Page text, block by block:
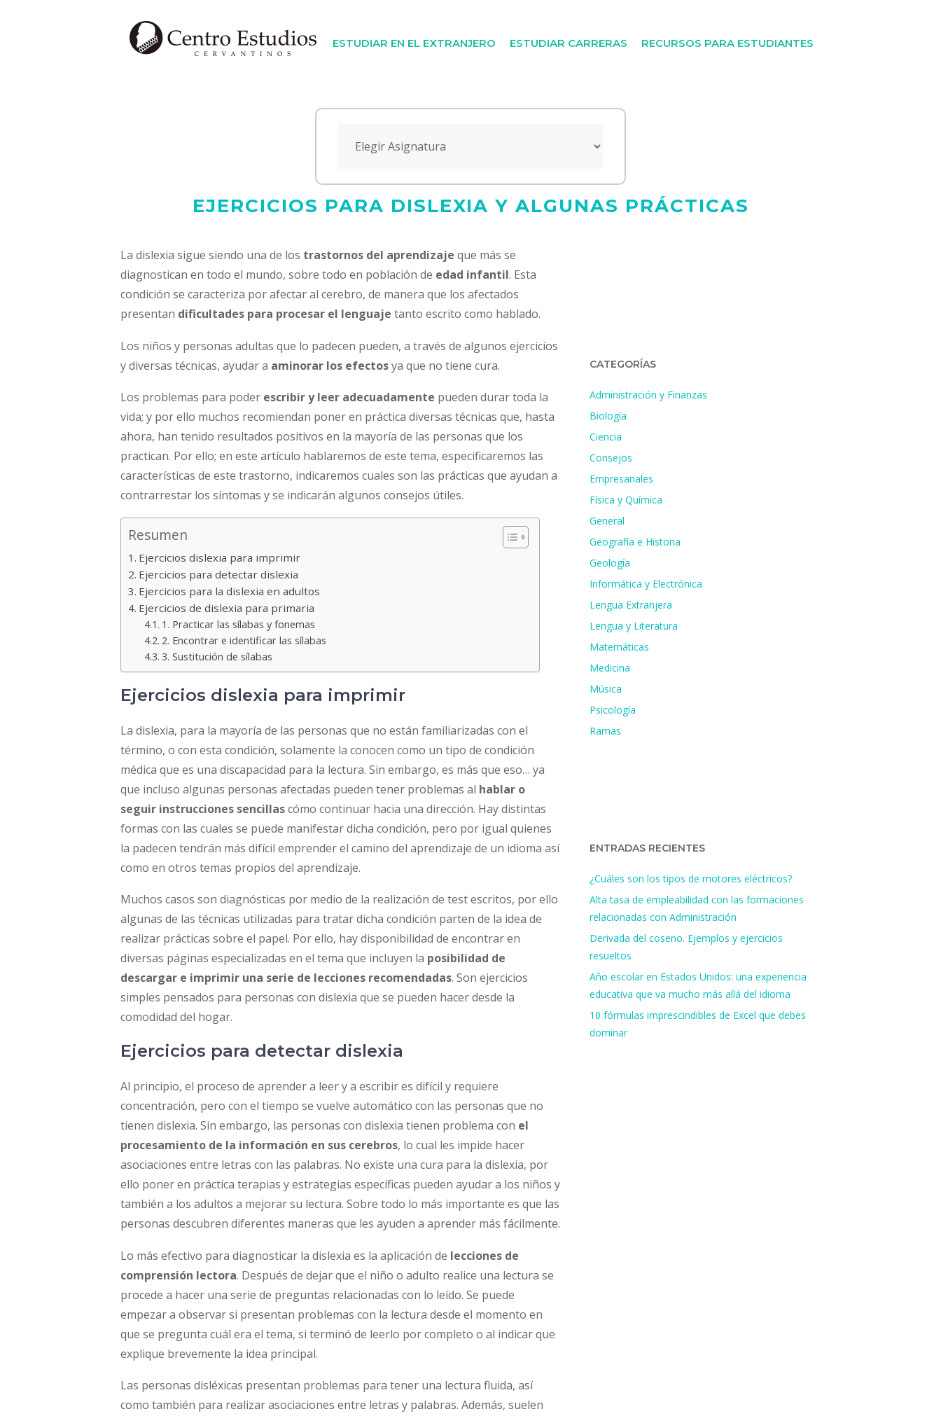
ESTUDIAR EN EL EXTRANJERO ESTUDIAR CARRERAS RECURSOS PARA ESTUDIANTES
EJERCICIOS PARA DISLEXIA Y ALGUNAS PRÁCTICAS
La dislexia sigue siendo una de los trastornos del aprendizaje que más se
diagnostican en todo el mundo, sobre todo en población de edad infantil. Esta
condición se caracteriza por afectar al cerebro, de manera que los afectados
presentan dificultades para procesar el lenguaje tanto escrito como hablado.
Los niños y personas adultas que lo padecen pueden, a través de algunos ejercicios
y diversas técnicas, ayudar a aminorar los efectosya que no tiene cura.
Los problemas para poder escribir y leer adecuadamente pueden durar toda la
vida; y por ello muchos recomiendan poner en práctica diversas técnicas que, hasta
ahora, han tenido resultados positivos en la mayoría de las personas que los
practican. Por ello; en este artículo hablaremos de este tema, especificaremos las
características de este trastorno, indicaremos cuales son las prácticas que ayudan a
contrarrestar los síntomas y se indicarán algunos consejos útiles.
Resumen
Ejercicios dislexia para imprimir
Ejercicios para detectar dislexia
Ejercicios para la dislexia en adultos
Ejercicios de dislexia para primaria
1. Practicar las sílabas y fonemas
2. Encontrar e identificar las sílabas
3. Sustitución de sílabas
Ejercicios dislexia para imprimir
La dislexia, para la mayoría de las personas que no están familiarizadas con el
término, o con esta condición, solamente la conocen como un tipo de condición
médica que es una discapacidad para la lectura. Sin embargo, es más que eso… ya
que incluso algunas personas afectadas pueden tener problemas al hablar o
seguir instrucciones sencillascómo continuar hacia una dirección. Hay distintas
formas con las cuales se puede manifestar dicha condición, pero por igual quienes
la padecen tendrán más difícil emprender el camino del aprendizaje de un idioma así
como en otros temas propios del aprendizaje.
Muchos casos son diagnósticas por medio de la realización de test escritos, por ello
algunas de las técnicas utilizadas para tratar dicha condición parten de la idea de
realizar prácticas sobre el papel. Por ello, hay disponibilidad de encontrar en
diversas páginas especializadas en el tema que incluyen la posibilidad de
descargar e imprimir una serie de lecciones recomendadas. Son ejercicios
simples pensados para personas con dislexia que se pueden hacer desde la
comodidad del hogar.
Ejercicios para detectar dislexia
Al principio, el proceso de aprender a leer y a escribir es difícil y requiere
concentración, pero con el tiempo se vuelve automático con las personas que no
tienen dislexia. Sin embargo, las personas con dislexia tienen problema con el
procesamiento de la información en sus cerebros, lo cual les impide hacer
asociaciones entre letras con las palabras. No existe una cura para la dislexia, por
ello poner en práctica terapias y estrategias específicas pueden ayudar a los niños y
también a los adultos a mejorar su lectura. Sobre todo lo más importante es que las
personas descubren diferentes maneras que les ayuden a aprender más fácilmente.
Lo más efectivo para diagnosticar la dislexia es la aplicación de lecciones de
comprensión lectora. Después de dejar que el niño o adulto realice una lectura se
procede a hacer una serie de preguntas relacionadas con lo leído. Se puede
empezar a observar si presentan problemas con la lectura desde el momento en
que se pregunta cuál era el tema, si terminó de leerlo por completo o al indicar que
explique brevemente la idea principal.
Las personas disléxicas presentan problemas para tener una lectura fluida, así
como también para realizar asociaciones entre letras y palabras. Además, suelen
CATEGORÍAS
Administración y Finanzas
Biología
Ciencia
Consejos
Empresariales
Física y Química
General
Geografía e Historia
Geología
Informática y Electrónica
Lengua Extranjera
Lengua y Literatura
Matemáticas
Medicina
Música
Psicología
Ramas
ENTRADAS RECIENTES
¿Cuáles son los tipos de motores eléctricos?
Alta tasa de empleabilidad con las formaciones
relacionadas con Administración
Derivada del coseno. Ejemplos y ejercicios
resueltos
Año escolar en Estados Unidos: una experiencia
educativa que va mucho más allá del idioma
10 fórmulas imprescindibles de Excel que debes
dominar